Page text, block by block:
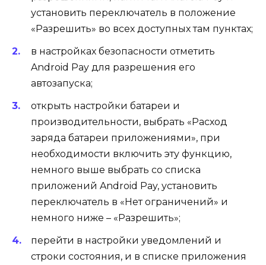
установить переключатель в положение
«Разрешить» во всех доступных там пунктах;
в настройках безопасности отметить
Android Pay для разрешения его
автозапуска;
открыть настройки батареи и
производительности, выбрать «Расход
заряда батареи приложениями», при
необходимости включить эту функцию,
немного выше выбрать со списка
приложений Android Pay, установить
переключатель в «Нет ограничений» и
немного ниже – «Разрешить»;
перейти в настройки уведомлений и
строки состояния, и в списке приложения